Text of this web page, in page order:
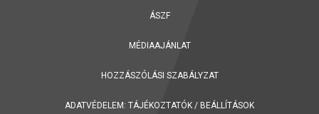
ÁSZF
MÉDIAAJÁNLAT
HOZZÁSZÓLÁSI SZABÁLYZAT
ADATVÉDELEM: TÁJÉKOZTATÓK / BEÁLLÍTÁSOK